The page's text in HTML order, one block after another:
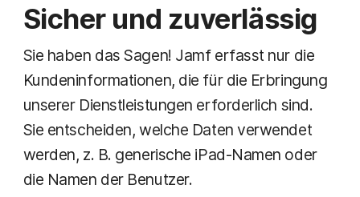
Sicher und zuverlässig
Sie haben das Sagen! Jamf erfasst nur die
Kundeninformationen, die für die Erbringung
unserer Dienstleistungen erforderlich sind.
Sie entscheiden, welche Daten verwendet
werden, z. B. generische iPad-Namen oder
die Namen der Benutzer.